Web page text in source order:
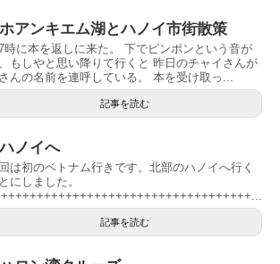
アンキエム湖とハノイ市街散策
時に本を返しに来た。 下でピンポンという音が
もしやと思い降りて行くと 昨日のチャイさんが
んの名前を連呼している。 本を受け取っ...
記事を読む
ノイへ
は初のベトナム行きです。北部のハノイへ行く
にしました。
記事を読む